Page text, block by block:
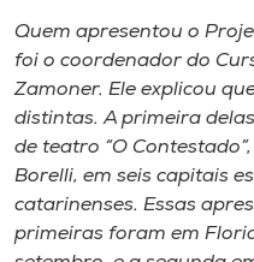
Quem apresentou o
foi o coordenador do
Zamoner. Ele explicou
distintas. A primeira
de teatro “O
Borelli, em seis capitais
catarinenses. Essas
primeiras foram em